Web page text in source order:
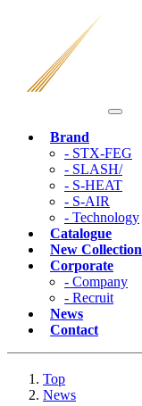
Brand
STX-FEG
SLASH/
S-HEAT
S-AIR
Technology
Catalogue
New Collection
Corporate
Company
Recruit
News
Contact
Top
News